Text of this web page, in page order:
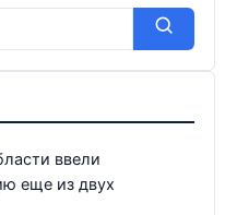
ввели
еще из двух